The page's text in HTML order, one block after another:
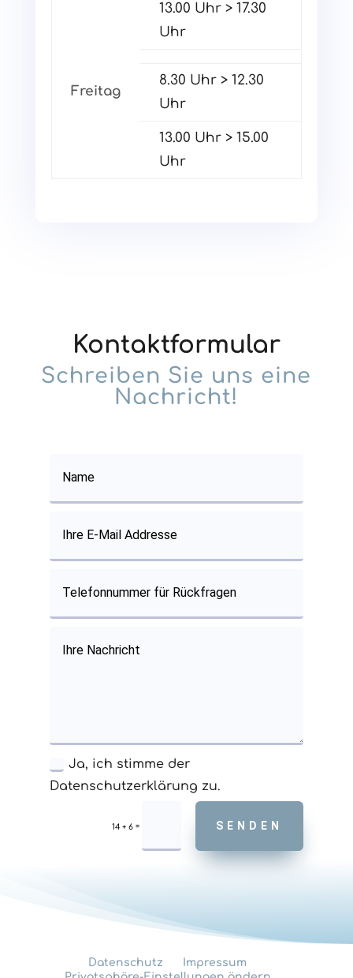
13.00 Uhr > 17.30
Uhr
Freitag
8.30 Uhr > 12.30
Uhr
13.00 Uhr > 15.00
Uhr
Kontaktformular
Schreiben Sie uns eine
Nachricht!
Ja, ich stimme der
Datenschutzerklärung zu.
14 + 6 = SENDEN
Datenschutz
Impressum